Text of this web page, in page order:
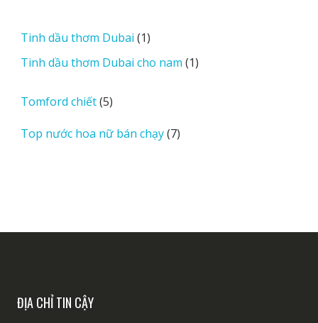
Tinh dầu thơm Dubai 11
phẩm
Tinh dầu thơm Dubai cho nam 11
Tomford chiết 55
phẩm
Top nước hoa nữ bán chạy 77
ĐỊA CHỈ TIN CẬY